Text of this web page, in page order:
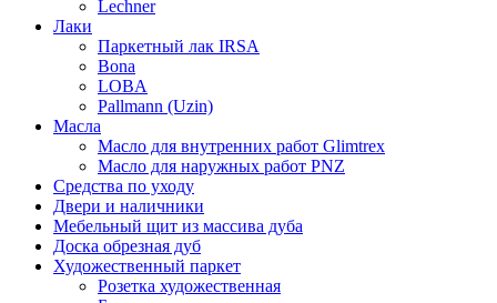
Lechner
Лаки
Паркетный лак IRSA
Bona
LOBA
Pallmann (Uzin)
Масла
Масло для внутренних работ Glimtrex
Масло для наружных работ PNZ
Средства по уходу
Двери и наличники
Мебельный щит из массива дуба
Доска обрезная дуб
Художественный паркет
Розетка художественная